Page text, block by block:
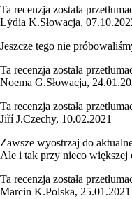
Ta recenzja została
Lýdia K.Słowacja,
Jeszcze tego nie
Ta recenzja została
Noema G.Słowacja,
Ta recenzja została
Jiří J.Czechy, 10.02.2021
Zawsze wyostrzaj do
Ale i tak przy nieco większej
Ta recenzja została
Marcin K.Polska, 25.01.2021